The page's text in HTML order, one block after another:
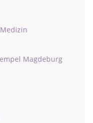
Magdeburg